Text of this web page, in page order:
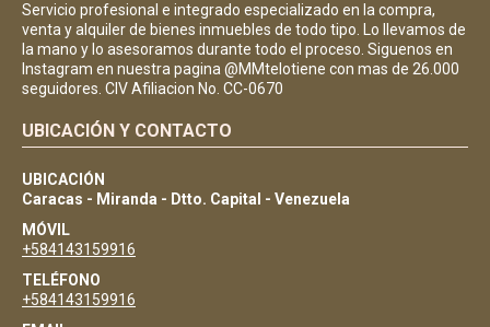
Servicio profesional e integrado especializado en la compra,
venta y alquiler de bienes inmuebles de todo tipo. Lo llevamos de
la mano y lo asesoramos durante todo el proceso. Siguenos en
Instagram en nuestra pagina @MMtelotiene con mas de 26.000
seguidores. CIV Afiliacion No. CC-0670
UBICACIÓN Y CONTACTO
UBICACIÓN
Caracas - Miranda - Dtto. Capital - Venezuela
MÓVIL
+584143159916
TELÉFONO
+584143159916